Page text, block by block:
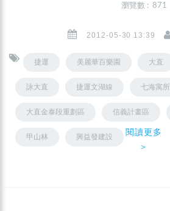
瀏覽數 : 871
2012-05-30 13:39
捷運 美麗華百樂園 大直
詠大直 捷運文湖線 七海寓所
大直金泰段重劃區 信義計畫區
甲山林 興益發建設
閱讀更多
＞